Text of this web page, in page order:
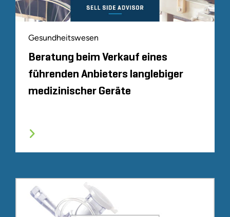
Gesundheitswesen
Beratung beim Verkauf eines
führenden Anbieters langlebiger
medizinischer Geräte